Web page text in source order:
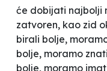
će dobijati najbolji
zatvoren, kao zid
birali bolje,
bolje, moramo
bolje, moramo